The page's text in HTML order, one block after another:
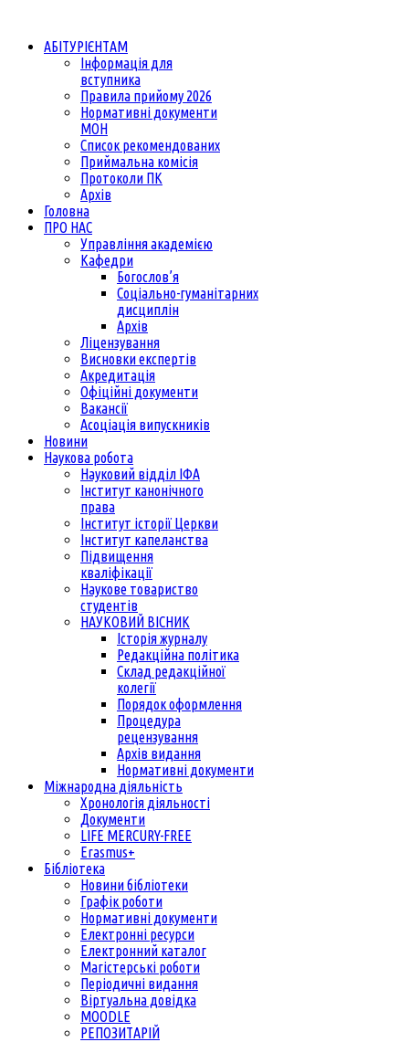
АБІТУРІЄНТАМ
Інформація для
вступника
Правила прийому 2026
Нормативні документи
МОН
Список рекомендованих
Приймальна комісія
Протоколи ПК
Архів
Головна
ПРО НАС
Управління академією
Кафедри
Богослов’я
Соціально-гуманітарних
дисциплін
Архів
Ліцензування
Висновки експертів
Акредитація
Офіційні документи
Вакансії
Асоціація випускників
Новини
Наукова робота
Науковий відділ ІФА
Інститут канонічного
права
Інститут історії Церкви
Інститут капеланства
Підвищення
кваліфікації
Наукове товариство
студентів
НАУКОВИЙ ВІСНИК
Історія журналу
Редакційна політика
Склад редакційної
колегії
Порядок оформлення
Процедура
рецензування
Архів видання
Нормативні документи
Міжнародна діяльність
Хронологія діяльності
Документи
LIFE MERCURY-FREE
Erasmus+
Бібліотека
Новини бібліотеки
Графік роботи
Нормативні документи
Електронні ресурси
Електронний каталог
Магістерські роботи
Періодичні видання
Віртуальна довідка
MOODLE
РЕПОЗИТАРІЙ